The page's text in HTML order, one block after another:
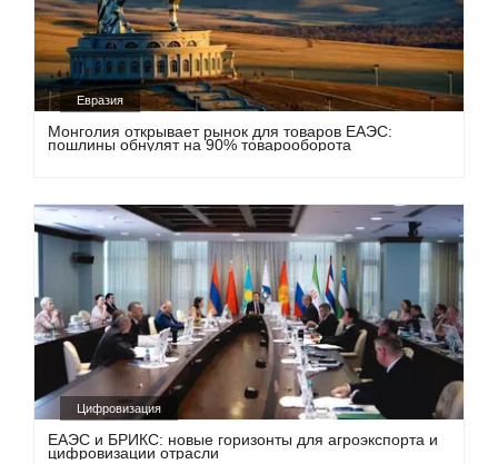
Евразия
Монголия открывает рынок для товаров ЕАЭС:
пошлины обнулят на 90% товарооборота
Цифровизация
ЕАЭС и БРИКС: новые горизонты для агроэкспорта и
цифровизации отрасли